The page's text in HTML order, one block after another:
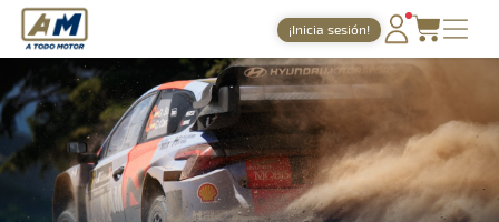
A Todo Motor · Revista del motor desde 1999
¡Inicia sesión!
PORTADA
TIEMPOS ONLINE
NOTICIAS
AGENDA
A Todo Motor » Noticias » WRC